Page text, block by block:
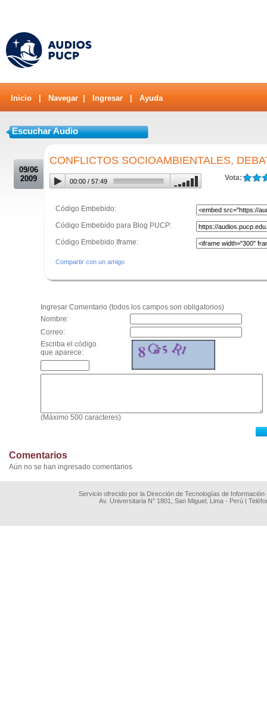
Inicio Navegar Ingresar Ayuda
Escuchar Audio
09/06
2009
CONFLICTOS SOCIOAMBIENTALES,
Vota:
00:00 / 57:49
Código Embebido:
Código Embebido para Blog PUCP:
Código Embebido Iframe:
Compartir con un amigo
Ingresar Comentario (todos los campos son obligatorios)
Nombre:
Correo:
Escriba el código
que aparece:
(Máximo 500 caracteres)
Comentarios
Aún no se han ingresado comentarios
Servicio ofrecido por la Dirección de Tecnologías de
Av. Universitaria N° 1801, San Miguel, Lima - Perú |